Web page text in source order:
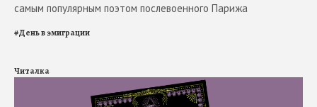
самым популярным поэтом послевоенного Парижа
#День в эмиграции
Читалка